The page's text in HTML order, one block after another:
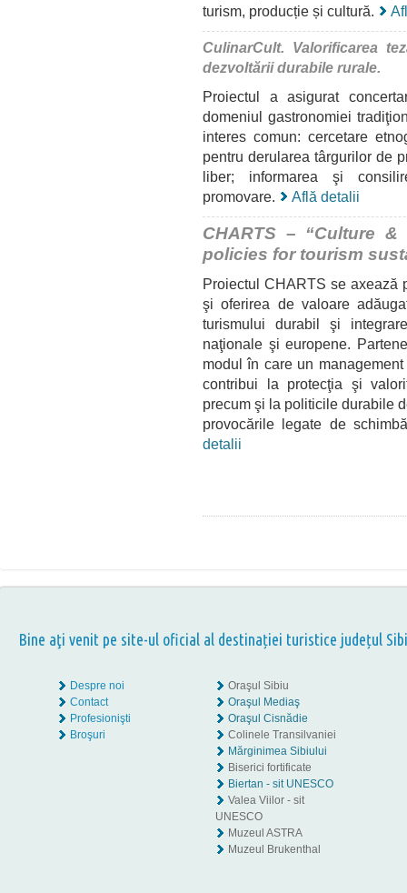
turism, producție și cultură.
CulinarCult. Valorificarea
dezvoltării durabile rurale.
Proiectul a asigurat
domeniul gastronomiei
interes comun: cercetare
pentru derularea târgurilor de
liber; informarea şi
promovare.
Află detalii
CHARTS – “Culture
policies for tourism
Proiectul CHARTS se axează
şi oferirea de valoare
turismului durabil şi
naţionale şi europene.
modul în care un
contribui la protecţia şi
precum şi la politicile durabile
provocările legate de
detalii
Bine aţi venit pe site-ul oficial al destinației turistice județul
Despre noi
Contact
Profesionişti
Broşuri
Oraşul Sibiu
Oraşul Mediaş
Oraşul Cisnădie
Colinele Transilvaniei
Mărginimea Sibiului
Biserici fortificate
Biertan - sit UNESCO
Valea Viilor - sit
UNESCO
Muzeul ASTRA
Muzeul Brukenthal